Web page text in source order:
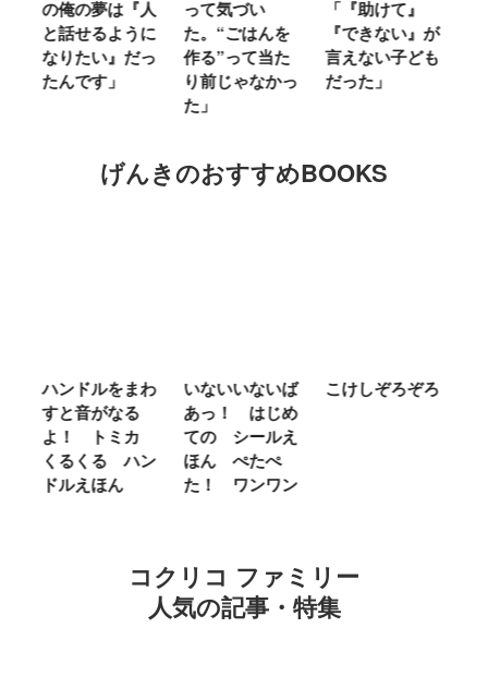
『人
うに
だっ
って気づい
た。“ごはんを
作る”って当た
り前じゃなかっ
「『助けて』
『できない』が
言えない子ども
だった」
育ては自分のイ
ヤな面に直面す
ることが多かっ
た」
げんきのおすすめBOOKS
をまわ
なる
ミカ
ハン
いないいないば
あっ！ はじめ
ての シールえ
ほん ぺたぺ
た！ ワンワン
こけしぞろぞろ
ＭＲ．ＭＥＮ
コクリコ ファミリー
人気の記事・特集